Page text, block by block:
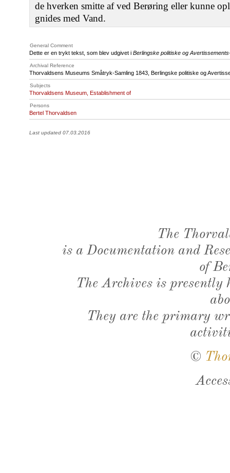
de hverken smitte af ved Berøring eller kunne
gnides med Vand.
General Comment
Dette er en trykt tekst, som blev udgivet i Berlingske politiske og
Archival Reference
Thorvaldsens Museums Småtryk-Samling 1843, Berlingske politiske og
Subjects
Thorvaldsens Museum, Establishment of
Persons
Bertel Thorvaldsen
Last updated 07.03.2016
The
is a Documentation and
of
The Archives is presently
They are the primary
©